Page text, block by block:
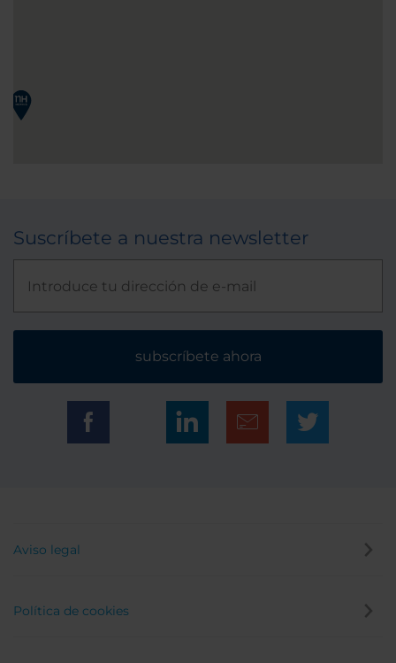
Suscríbete a nuestra newsletter
subscríbete ahora
Aviso legal
Política de cookies